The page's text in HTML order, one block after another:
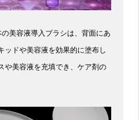
美容液導入ブラシは、背面にあ
ッドや美容液を効果的に塗布し
や美容液を充填でき、ケア剤の